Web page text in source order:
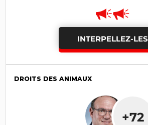
INTERPELLEZ-LES
DROITS DES ANIMAUX
+72